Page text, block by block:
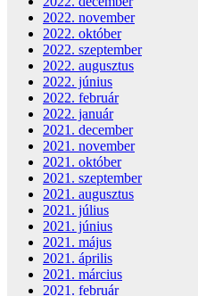
2022. november
2022. október
2022. szeptember
2022. augusztus
2022. június
2022. február
2022. január
2021. december
2021. november
2021. október
2021. szeptember
2021. augusztus
2021. július
2021. június
2021. május
2021. április
2021. március
2021. február